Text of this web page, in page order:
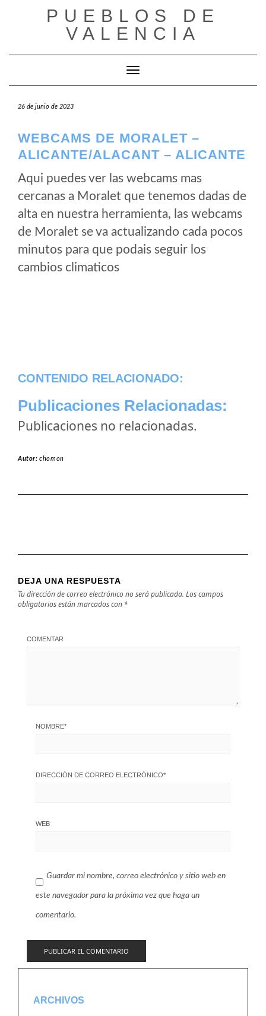
PUEBLOS DE
VALENCIA
Cambiar modo de navegación
26 de junio de 2023
WEBCAMS DE MORALET –
ALICANTE/ALACANT – ALICANTE
Aqui puedes ver las webcams mas
cercanas a Moralet que tenemos dadas de
alta en nuestra herramienta, las webcams
de Moralet se va actualizando cada pocos
minutos para que podais seguir los
cambios climaticos
CONTENIDO RELACIONADO:
Publicaciones Relacionadas:
Publicaciones no relacionadas.
Autor:chomon
DEJA UNA RESPUESTA
Tu dirección de correo electrónico no será publicada. Los campos
obligatorios están marcados con *
COMENTAR
NOMBRE*
DIRECCIÓN DE CORREO ELECTRÓNICO*
WEB
Guardar mi nombre, correo electrónico y sitio web en
este navegador para la próxima vez que haga un
comentario.
ARCHIVOS